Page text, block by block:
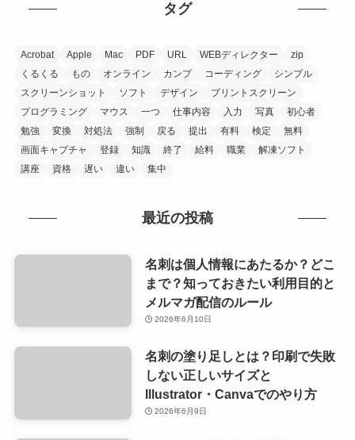
タグ
Acrobat Apple Mac PDF URL WEBディレクター
zip
くるくる
もの オンライン カンプ コーディング
シンプル
スクリーンショット
ソフト デザイン
プリントスクリーン
プログラミング
マウス 一つ 仕事内容 入力 写真
初心者
勉強
変換 対処法 強制 戻る 提出 有料 検定
無料
画面キャプチャ
登録 知識 終了 給料 職業
解凍ソフト
講座
資格 遅い 違い 集中
最近の投稿
名刺は個人情報にあたるか？どこ
まで？知っておきたい利用目的と
メルマガ配信のルール
2026年6月10日
名刺の塗り足しとは？印刷で失敗
しない正しいサイズと
Illustrator・Canvaでのやり方
2026年6月9日